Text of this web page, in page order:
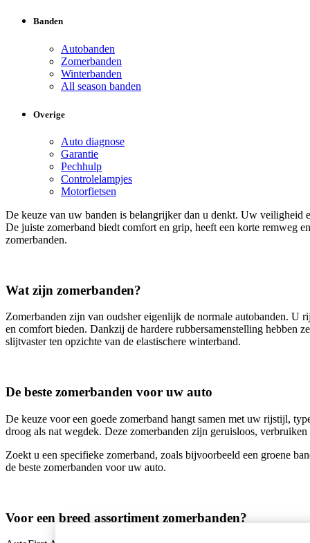
Banden
Autobanden
Zomerbanden
Winterbanden
All season banden
Overige
Auto diagnose
Garantie
Pechhulp
Controlelampjes
Motorfietsen
De keuze van uw banden is belangrijker dan u denkt. Uw
De juiste zomerband biedt comfort en grip, heeft een korte remweg
zomerbanden.
Wat zijn zomerbanden?
Zomerbanden zijn van oudsher eigenlijk de normale autobanden. U
en comfort bieden. Dankzij de hardere rubbersamenstelling hebben
slijtvaster ten opzichte van de elastischere winterband.
De beste zomerbanden voor uw auto
De keuze voor een goede zomerband hangt samen met uw rijstijl,
droog als nat wegdek. Deze zomerbanden zijn geruisloos,
Zoekt u een specifieke zomerband, zoals bijvoorbeeld een groene
de beste zomerbanden voor uw auto.
Voor een breed assortiment zomerbanden?